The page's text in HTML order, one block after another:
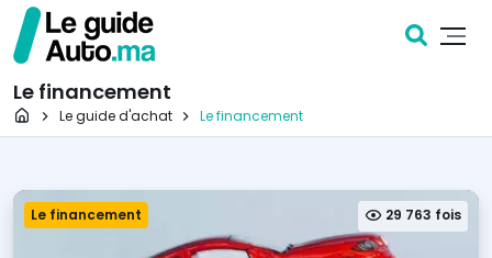
Le financement
Page d'accueil
Le guide d'achat Le financement
Le financement 29 763 fois